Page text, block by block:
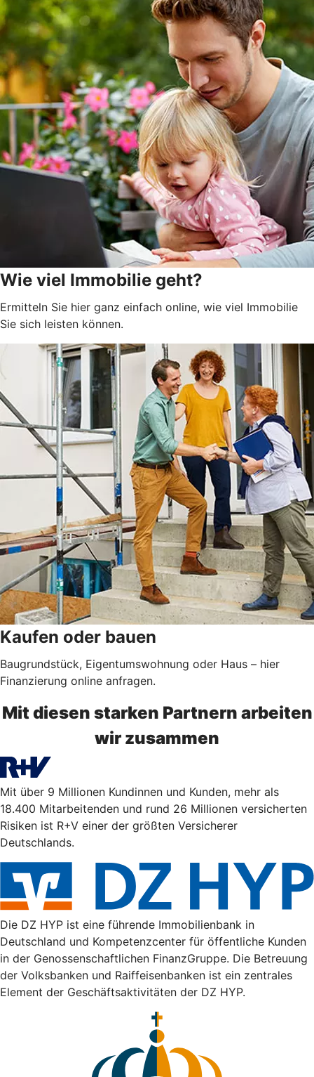
Wie viel Immobilie geht?
Ermitteln Sie hier ganz einfach online, wie viel Immobilie
Sie sich leisten können.
Kaufen oder bauen
Baugrundstück, Eigentumswohnung oder Haus – hier
Finanzierung online anfragen.
Mit diesen starken Partnern arbeiten
wir zusammen
Mit über 9 Millionen Kundinnen und Kunden, mehr als
18.400 Mitarbeitenden und rund 26 Millionen versicherten
Risiken ist R+V einer der größten Versicherer
Deutschlands.
Die DZ HYP ist eine führende Immobilienbank in
Deutschland und Kompetenzcenter für öffentliche Kunden
in der Genossenschaftlichen FinanzGruppe. Die Betreuung
der Volksbanken und Raiffeisenbanken ist ein zentrales
Element der Geschäftsaktivitäten der DZ HYP.